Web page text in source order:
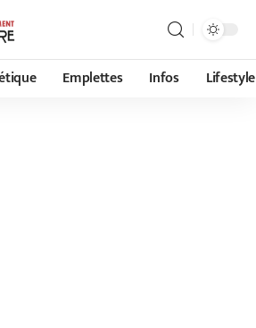
Emplettes Infos Lifestyle